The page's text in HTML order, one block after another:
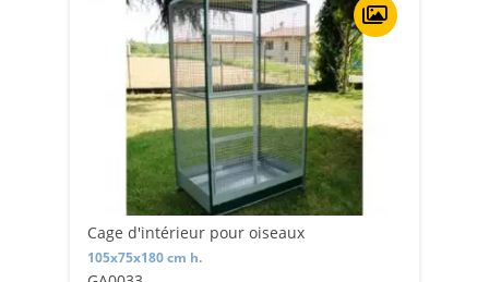
Cage d'intérieur pour oiseaux
105x75x180 cm h.